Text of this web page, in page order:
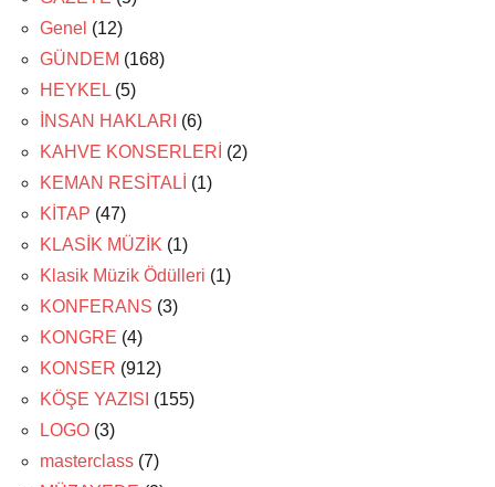
Genel (12)
GÜNDEM (168)
HEYKEL (5)
İNSAN HAKLARI (6)
KAHVE KONSERLERİ (2)
KEMAN RESİTALİ (1)
KİTAP (47)
KLASİK MÜZİK (1)
Klasik Müzik Ödülleri (1)
KONFERANS (3)
KONGRE (4)
KONSER (912)
KÖŞE YAZISI (155)
LOGO (3)
masterclass (7)